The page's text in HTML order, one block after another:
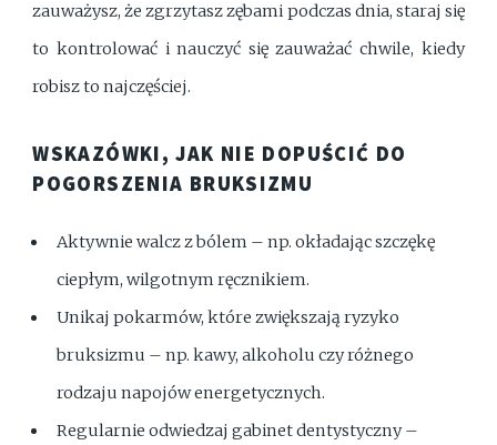
zauważysz, że zgrzytasz zębami podczas dnia, staraj się
to kontrolować i nauczyć się zauważać chwile, kiedy
robisz to najczęściej.
WSKAZÓWKI, JAK NIE DOPUŚCIĆ DO
POGORSZENIA BRUKSIZMU
Aktywnie walcz z bólem – np. okładając szczękę
ciepłym, wilgotnym ręcznikiem.
Unikaj pokarmów, które zwiększają ryzyko
bruksizmu – np. kawy, alkoholu czy różnego
rodzaju napojów energetycznych.
Regularnie odwiedzaj gabinet dentystyczny –